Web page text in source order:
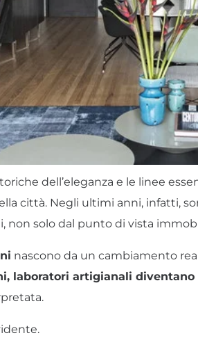
dell’eleganza e le linee
città. Negli ultimi anni, infatti,
non solo dal punto di vista
nascono da un cambiamento
laboratori artigianali